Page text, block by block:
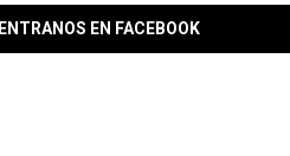
EN FACEBOOK